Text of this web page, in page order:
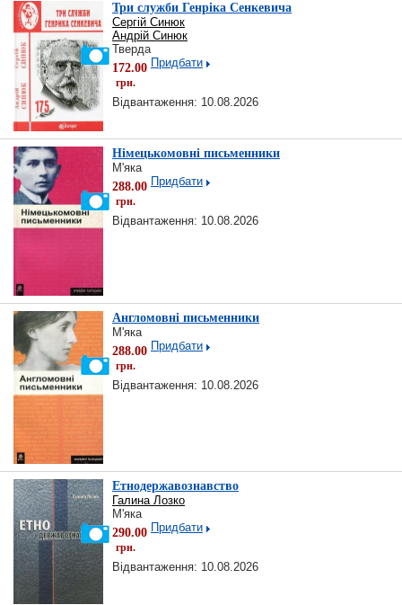
Три служби Генріка Сенкевича
Сергій Синюк
Андрій Синюк
Тверда
172.00
грн.
Придбати
Відвантаження: 10.08.2026
Німецькомовні письменники
М'яка
288.00
грн.
Придбати
Відвантаження: 10.08.2026
Англомовні письменники
М'яка
288.00
грн.
Придбати
Відвантаження: 10.08.2026
Етнодержавознавство
Галина Лозко
М'яка
290.00
грн.
Придбати
Відвантаження: 10.08.2026